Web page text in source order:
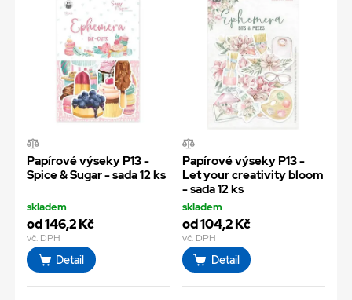
Papírové výseky P13 -
Spice & Sugar - sada 12 ks
skladem
od 146,2 Kč
vč. DPH
Detail
Papírové výseky P13 -
Let your creativity bloom
- sada 12 ks
skladem
od 104,2 Kč
vč. DPH
Detail